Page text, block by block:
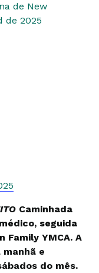
de New
de 2025
Caminhada
seguida
Family YMCA. A
e
do mês.